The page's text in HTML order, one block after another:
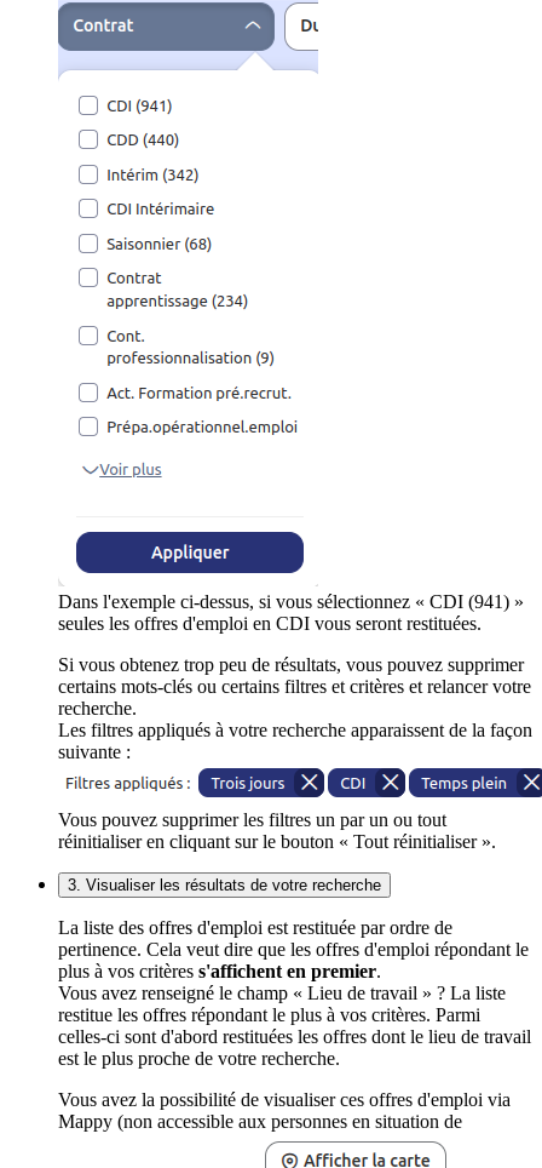
Dans l'exemple ci-dessus, si vous sélectionnez « CDI (941) »
seules les offres d'emploi en CDI vous seront restituées.
Si vous obtenez trop peu de résultats, vous pouvez supprimer
certains mots-clés ou certains filtres et critères et relancer votre
recherche.
Les filtres appliqués à votre recherche apparaissent de la façon
suivante :
Vous pouvez supprimer les filtres un par un ou tout
réinitialiser en cliquant sur le bouton « Tout réinitialiser ».
3. Visualiser les résultats de votre recherche
La liste des offres d'emploi est restituée par ordre de
pertinence. Cela veut dire que les offres d'emploi répondant le
plus à vos critères s'affichent en premier.
Vous avez renseigné le champ « Lieu de travail » ? La liste
restitue les offres répondant le plus à vos critères. Parmi
celles-ci sont d'abord restituées les offres dont le lieu de travail
est le plus proche de votre recherche.
Vous avez la possibilité de visualiser ces offres d'emploi via
Mappy (non accessible aux personnes en situation de